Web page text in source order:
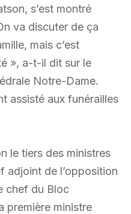
s’est montré
va discuter de ça
mais c’est
», a-t-il dit sur le
Notre-Dame.
assisté aux funérailles
le tiers des ministres
adjoint de l’opposition
chef du Bloc
première ministre